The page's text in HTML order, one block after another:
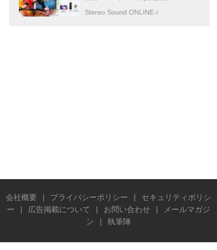
盛り上げる
Stereo Sound ONLINE-i
会社概要 プライバシーポリシー
セキュリティポリシ
ー
広告掲載について お問い合わせ
メールマガジ
ン
執筆陣